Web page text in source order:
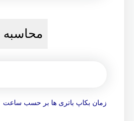
محاسبه
زمان بکاپ باتری ها بر حسب ساعت